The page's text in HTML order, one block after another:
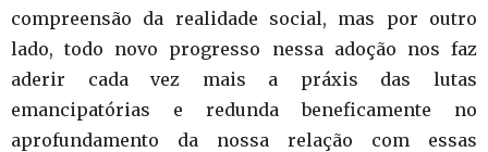
compreensão da realidade social, mas por outro
lado, todo novo progresso nessa adoção nos faz
aderir cada vez mais a práxis das lutas
emancipatórias e redunda beneficamente no
aprofundamento da nossa relação com essas